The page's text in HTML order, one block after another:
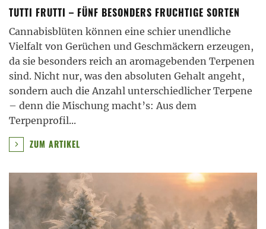
TUTTI FRUTTI – FÜNF BESONDERS FRUCHTIGE SORTEN
Cannabisblüten können eine schier unendliche
Vielfalt von Gerüchen und Geschmäckern erzeugen,
da sie besonders reich an aromagebenden Terpenen
sind. Nicht nur, was den absoluten Gehalt angeht,
sondern auch die Anzahl unterschiedlicher Terpene
– denn die Mischung macht’s: Aus dem
Terpenprofil...
ZUM ARTIKEL